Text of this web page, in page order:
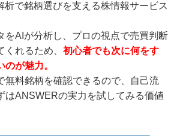
析で銘柄選びを支える株情報サービス
をAIが分析し、プロの視点で売買判断
くれるため、初心者でも次に何をす
が魅力。
無料銘柄を確認できるので、自己流
はANSWERの実力を試してみる価値